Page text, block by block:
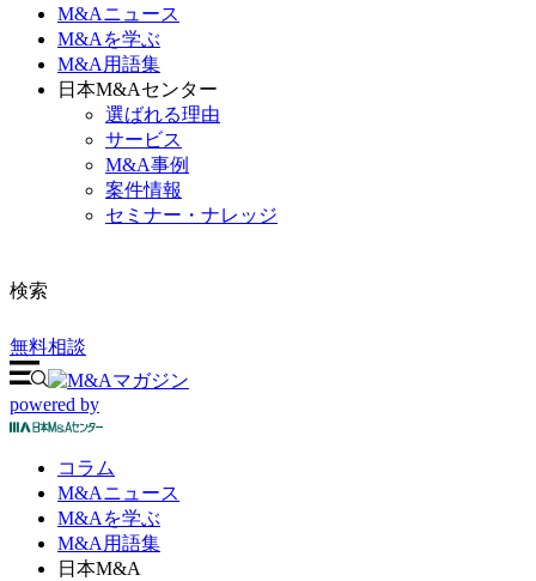
M&Aニュース
M&Aを学ぶ
M&A用語集
日本M&Aセンター
選ばれる理由
サービス
M&A事例
案件情報
セミナー・ナレッジ
検索
無料相談
powered by
コラム
M&Aニュース
M&Aを学ぶ
M&A 用語集
日本M&A